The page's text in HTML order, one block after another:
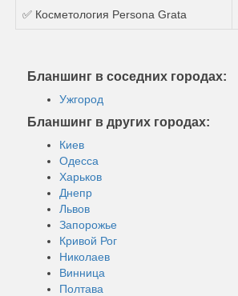
✅ Косметология Persona Grata
Бланшинг в соседних городах:
Ужгород
Бланшинг в других городах:
Киев
Одесса
Харьков
Днепр
Львов
Запорожье
Кривой Рог
Николаев
Винница
Полтава